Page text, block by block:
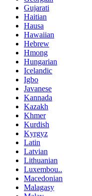
Gujarati
Haitian
Hausa
Hawaiian
Hebrew
Hmong
Hungarian
Icelandic
Igbo
Javanese
Kannada
Kazakh
Khmer
Kurdish
Kyrgyz
Latin
Latvian
Lithuanian
Luxembou..
Macedonian
Malagasy